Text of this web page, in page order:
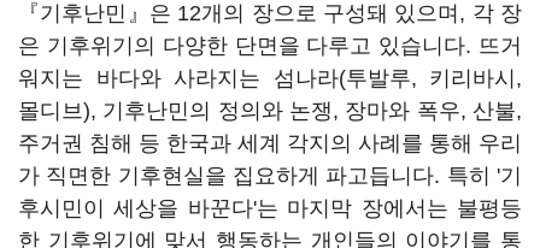
『기후난민』은 12개의 장으로 구성돼 있으며, 각 장
은 기후위기의 다양한 단면을 다루고 있습니다. 뜨거
워지는 바다와 사라지는 섬나라(투발루, 키리바시,
몰디브), 기후난민의 정의와 논쟁, 장마와 폭우, 산불,
주거권 침해 등 한국과 세계 각지의 사례를 통해 우리
가 직면한 기후현실을 집요하게 파고듭니다. 특히 '기
후시민이 세상을 바꾼다'는 마지막 장에서는 불평등
한 기후위기에 맞서 행동하는 개인들의 이야기를 통